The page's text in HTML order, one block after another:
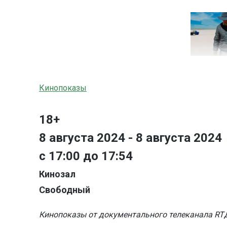
Кинопоказы
18+
8 августа 2024 - 8 августа 2024
с 17:00 до 17:54
Кинозал
Свободный
Кинопоказы от документального телеканала